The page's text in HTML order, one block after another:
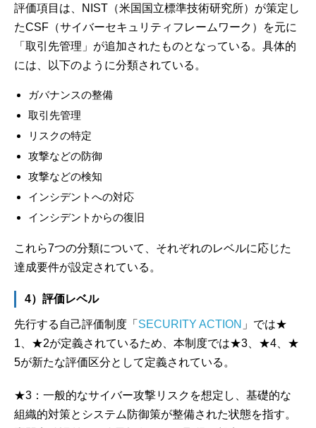
評価項目は、NIST（米国国立標準技術研究所）が策定し
たCSF（サイバーセキュリティフレームワーク）を元に
「取引先管理」が追加されたものとなっている。具体的
には、以下のように分類されている。
ガバナンスの整備
取引先管理
リスクの特定
攻撃などの防御
攻撃などの検知
インシデントへの対応
インシデントからの復旧
これら7つの分類について、それぞれのレベルに応じた
達成要件が設定されている。
4）評価レベル
先行する自己評価制度「 SECURITY ACTION 」では★
1、★2が定義されているため、本制度では★3、★4、★
5が新たな評価区分として定義されている。
★3：一般的なサイバー攻撃リスクを想定し、基礎的な
組織的対策とシステム防御策が整備された状態を指す。